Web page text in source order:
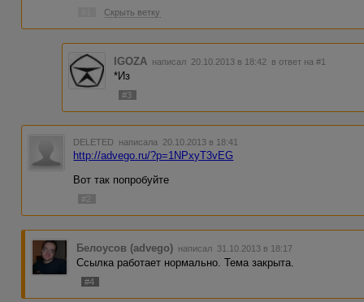
Скрыть ветку
IGOZA написал 20.10.2013 в 18:42 в ответ на #1
*Из
#3
DELETED написала 20.10.2013 в 18:41
http://advego.ru/?p=1NPxyT3vEG
Вот так попробуйте
#2
Белоусов (advego) написал 31.10.2013 в 18:17
Ссылка работает нормально. Тема закрыта.
#4